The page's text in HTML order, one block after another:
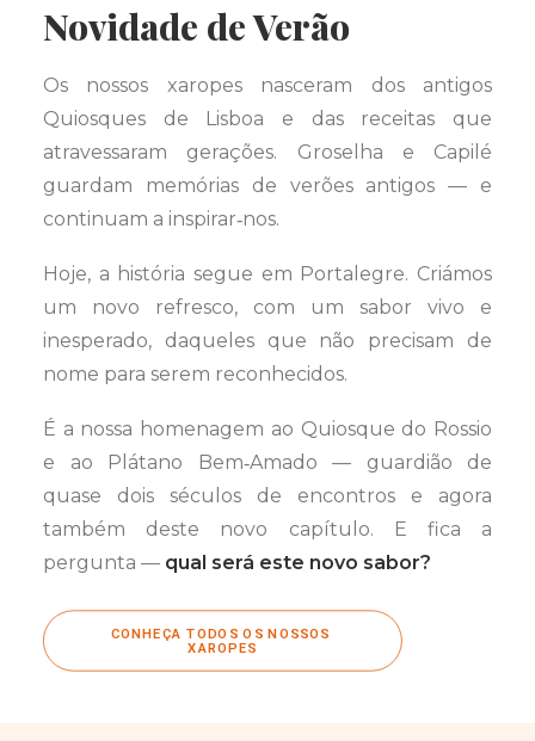
Novidade de Verão
Os nossos xaropes nasceram dos antigos
Quiosques de Lisboa e das receitas que
atravessaram gerações. Groselha e Capilé
guardam memórias de verões antigos — e
continuam a inspirar‑nos.
Hoje, a história segue em Portalegre. Criámos
um novo refresco, com um sabor vivo e
inesperado, daqueles que não precisam de
nome para serem reconhecidos.
É a nossa homenagem ao Quiosque do Rossio
e ao Plátano Bem‑Amado — guardião de
quase dois séculos de encontros e agora
também deste novo capítulo. E fica a
pergunta — qual será este novo sabor?
CONHEÇA TODOS OS NOSSOS
XAROPES